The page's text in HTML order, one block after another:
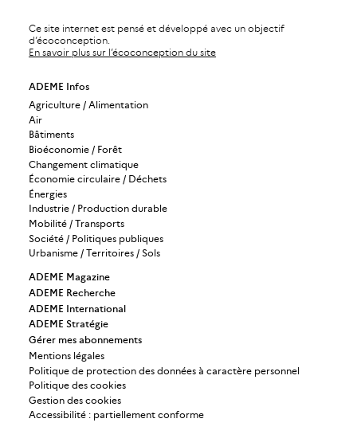
Ce site internet est pensé et développé avec un objectif
d’écoconception.
En savoir plus sur l’écoconception du site
ADEME Infos
Agriculture / Alimentation
Air
Bâtiments
Bioéconomie / Forêt
Changement climatique
Économie circulaire / Déchets
Énergies
Industrie / Production durable
Mobilité / Transports
Société / Politiques publiques
Urbanisme / Territoires / Sols
ADEME Magazine
ADEME Recherche
ADEME International
ADEME Stratégie
Gérer mes abonnements
Mentions légales
Politique de protection des données à caractère personnel
Politique des cookies
Gestion des cookies
Accessibilité : partiellement conforme